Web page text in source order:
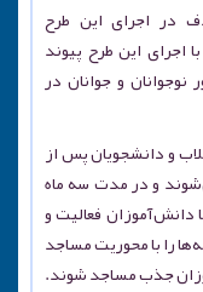
در اجرای این طرح
این طرح پیوند
و جوانان در
و دانشجویان پس از
و در مدت سه ماه
فعالیت و
را با محوریت مساجد
جذب مساجد شوند.